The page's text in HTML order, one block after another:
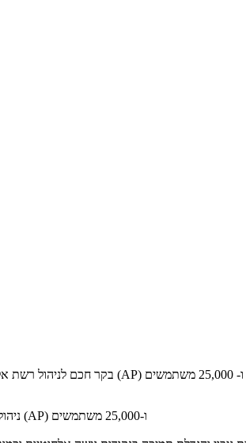
בקר חכם לניהול רשת אלחוטית של עד 1000 נקודות גישה אלחוטיות (AP) ו- 25,000 משתמשים
ניהול של עד 1000 נקודות גישה אלחוטיות (AP) ו-25,000 משתמשים